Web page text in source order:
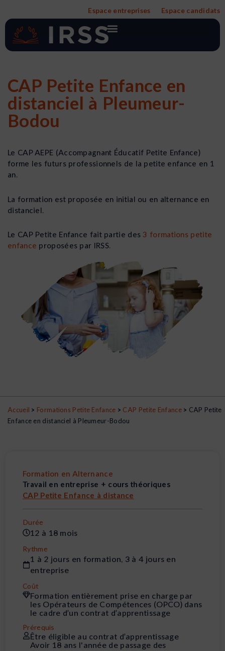
contenu
Espace entreprises Espace candidats
CAP Petite Enfance en
distanciel à Pleumeur-
Bodou
Le CAP AEPE (Accompagnant Éducatif Petite Enfance)
forme les futurs professionnels de la petite enfance en 1
an.
La formation est proposée en initial ou en alternance en
distanciel.
Le CAP Petite Enfance fait partie des3 formations petite
enfance proposées par IRSS.
Accueil > Formations Petite Enfance > CAP Petite Enfance> CAP Petite
Enfance en distanciel à Pleumeur-Bodou
Formation en Alternance
Travail en entreprise + cours théoriques
CAP Petite Enfance à distance
Durée
12 à 18 mois
Rythme
1 à 2 jours en formation, 3 à 4 jours en
entreprise
Coût
Formation entièrement prise en charge par
les Opérateurs de Compétences (OPCO) dans
le cadre d’un contrat d’apprentissage
Prérequis
Être éligible au contrat d’apprentissage
Avoir 18 ans l'année de passage des